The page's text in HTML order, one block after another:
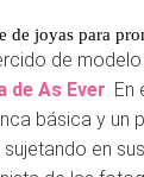
de joyas para
de
de As Ever. En
básica y un
en